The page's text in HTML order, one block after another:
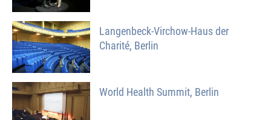
Langenbeck-Virchow-Haus der
Charité, Berlin
World Health Summit, Berlin